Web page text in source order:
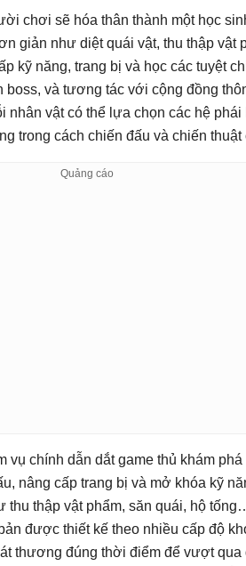
chơi sẽ hóa thân thành một học
giản như diệt quái vật, thu thập vật
kỹ năng, trang bị và học các tuyệt
boss, và tương tác với cộng đồng
nhân vật có thể lựa chọn các hệ
trong cách chiến đấu và chiến thuật
vụ chính dẫn dắt game thủ khám
nâng cấp trang bị và mở khóa kỹ
thu thập vật phẩm, săn quái, hộ
được thiết kế theo nhiều cấp độ
thương đúng thời điểm để vượt